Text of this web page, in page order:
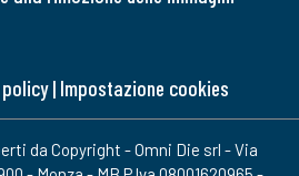
| Impostazione cookies
da Copyright - Omni Die srl - Via